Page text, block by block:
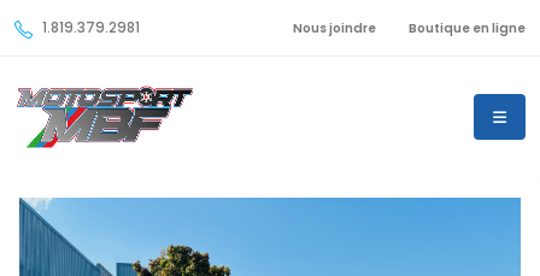
1.819.379.2981 Nous joindre Boutique en ligne